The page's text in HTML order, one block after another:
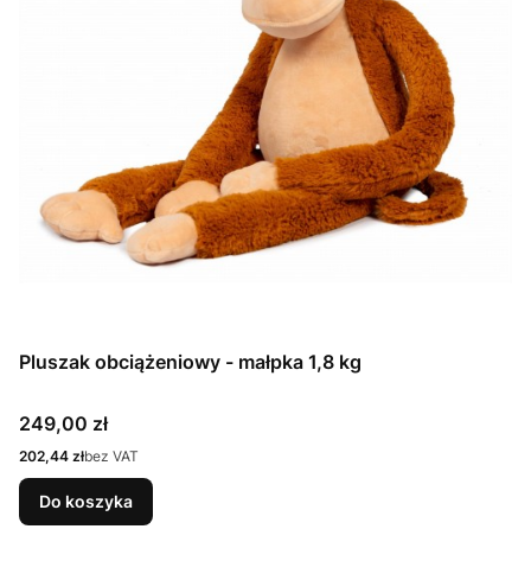
Pluszak obciążeniowy - małpka 1,8 kg
Cena
249,00 zł
Cena
202,44 złbez VAT
Do koszyka